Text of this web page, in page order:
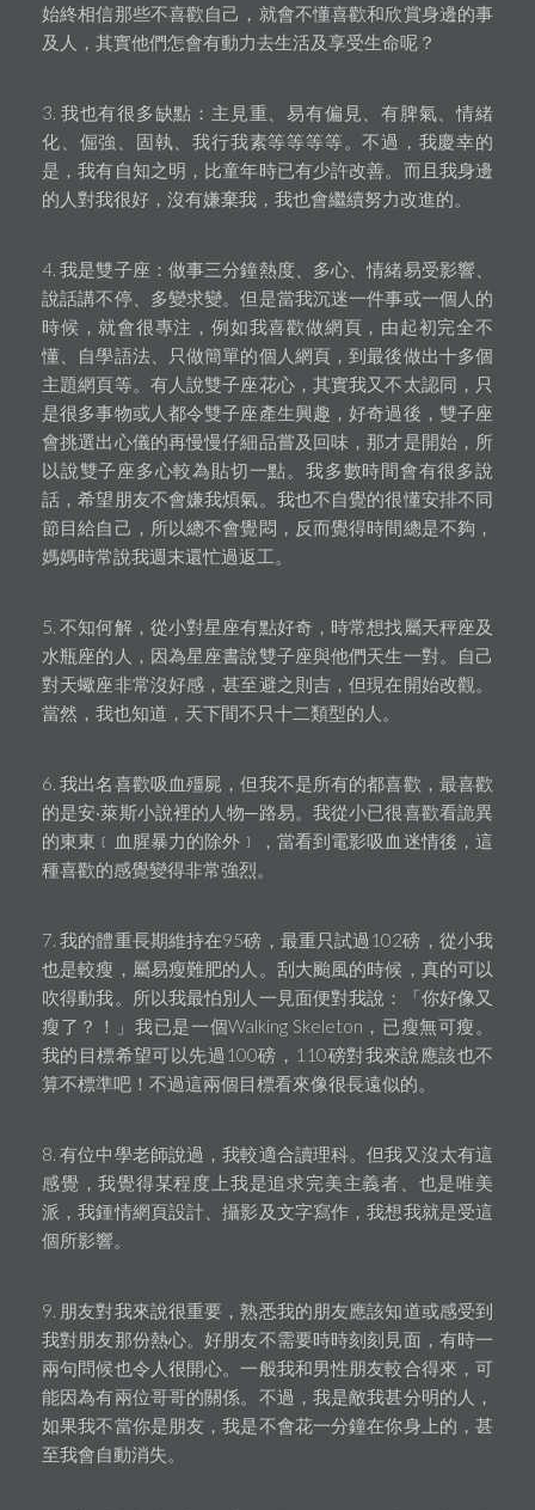
始終相信那些不喜歡自己，就會不懂喜歡和欣賞身邊的事
及人，其實他們怎會有動力去生活及享受生命呢？
3. 我也有很多缺點：主見重、易有偏見、有脾氣、情緒
化、倔強、固執、我行我素等等等等。不過，我慶幸的
是，我有自知之明，比童年時已有少許改善。而且我身邊
的人對我很好，沒有嫌棄我，我也會繼續努力改進的。
4. 我是雙子座：做事三分鐘熱度、多心、情緒易受影響、
說話講不停、多變求變。但是當我沉迷一件事或一個人的
時候，就會很專注，例如我喜歡做網頁，由起初完全不
懂、自學語法、只做簡單的個人網頁，到最後做出十多個
主題網頁等。有人說雙子座花心，其實我又不太認同，只
是很多事物或人都令雙子座產生興趣，好奇過後，雙子座
會挑選出心儀的再慢慢仔細品嘗及回味，那才是開始，所
以說雙子座多心較為貼切一點。我多數時間會有很多說
話，希望朋友不會嫌我煩氣。我也不自覺的很懂安排不同
節目給自己，所以總不會覺悶，反而覺得時間總是不夠，
媽媽時常說我週末還忙過返工。
5. 不知何解，從小對星座有點好奇，時常想找屬天秤座及
水瓶座的人，因為星座書說雙子座與他們天生一對。自己
對天蠍座非常沒好感，甚至避之則吉，但現在開始改觀。
當然，我也知道，天下間不只十二類型的人。
6. 我出名喜歡吸血殭屍，但我不是所有的都喜歡，最喜歡
的是安‧萊斯小說裡的人物─路易。我從小已很喜歡看詭異
的東東﹝血腥暴力的除外﹞，當看到電影吸血迷情後，這
種喜歡的感覺變得非常強烈。
7. 我的體重長期維持在95磅，最重只試過102磅，從小我
也是較瘦，屬易瘦難肥的人。刮大颱風的時候，真的可以
吹得動我。所以我最怕別人一見面便對我說：「你好像又
瘦了？！」我已是一個Walking Skeleton，已瘦無可瘦。
我的目標希望可以先過100磅，110磅對我來說應該也不
算不標準吧！不過這兩個目標看來像很長遠似的。
8. 有位中學老師說過，我較適合讀理科。但我又沒太有這
感覺，我覺得某程度上我是追求完美主義者、也是唯美
派，我鍾情網頁設計、攝影及文字寫作，我想我就是受這
個所影響。
9. 朋友對我來說很重要，熟悉我的朋友應該知道或感受到
我對朋友那份熱心。好朋友不需要時時刻刻見面，有時一
兩句問候也令人很開心。一般我和男性朋友較合得來，可
能因為有兩位哥哥的關係。不過，我是敵我甚分明的人，
如果我不當你是朋友，我是不會花一分鐘在你身上的，甚
至我會自動消失。